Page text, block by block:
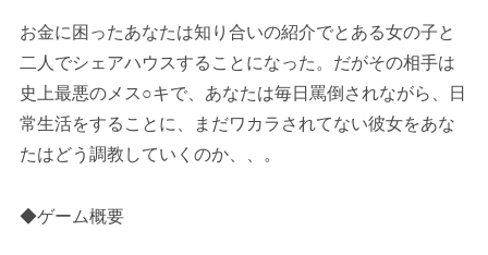
お金に困ったあなたは知り合いの紹介でとある女の子と
二人でシェアハウスすることになった。だがその相手は
史上最悪のメス○キで、あなたは毎日罵倒されながら、日
常生活をすることに、まだワカラされてない彼女をあな
たはどう調教していくのか、、。
◆ゲーム概要